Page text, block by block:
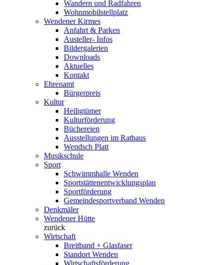
Wandern und Radfahren
Wohnmobilstellplatz
Wendener Kirmes
Anfahrt & Parken
Austeller- Infos
Bildergalerien
Downloads
Aktuelles
Kontakt
Ehrenamt
Bürgerpreis
Kultur
Heiligtümer
Kulturförderung
Büchereien
Ausstellungen im Rathaus
Wendsch Platt
Musikschule
Sport
Schwimmhalle Wenden
Sportstättenentwicklungsplan
Sportförderung
Gemeindesportverband Wenden
Denkmäler
Wendener Hütte
zurück
Wirtschaft
Breitband + Glasfaser
Standort Wenden